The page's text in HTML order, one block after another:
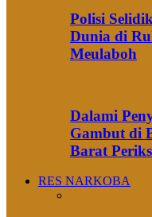
Polisi
Dunia di
Meulaboh
Dalami
Gambut di
Barat
RES NARKOBA